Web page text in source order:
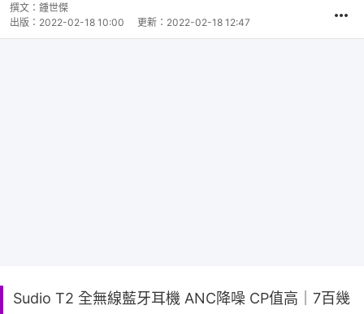
撰文： 鍾世傑
出版： 2022-02-18 10:00 更新： 2022-02-18 12:47
Sudio T2 全無線藍牙耳機 ANC降噪 CP值高｜7百幾